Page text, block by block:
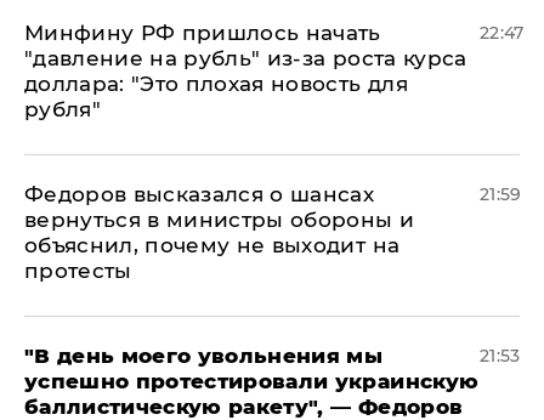
Минфину РФ пришлось начать
"давление на рубль" из-за роста курса
доллара: "Это плохая новость для
рубля"
22:47
Федоров высказался о шансах
вернуться в министры обороны и
объяснил, почему не выходит на
протесты
21:59
​"В день моего увольнения мы
успешно протестировали украинскую
баллистическую ракету", — Федоров
21:53